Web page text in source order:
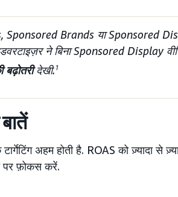
Sponsored Brands या Sponsored
ने बिना Sponsored Display
देखी.1
अहम होती है. ROAS को ज़्यादा से
पर फ़ोकस करें.